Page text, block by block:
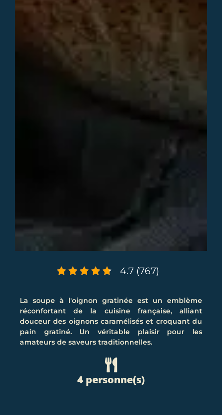
4.7 (767)
La soupe à l'oignon gratinée est un emblème
réconfortant de la cuisine française, alliant
douceur des oignons caramélisés et croquant du
pain gratiné. Un véritable plaisir pour les
amateurs de saveurs traditionnelles.
4 personne(s)